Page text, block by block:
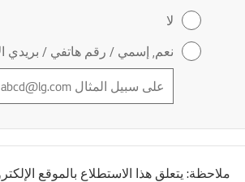
لا
نعم, إسمي / رقم هاتفي / بريدي
ملاحظة: يتعلق هذا الاستطلاع بالموقع